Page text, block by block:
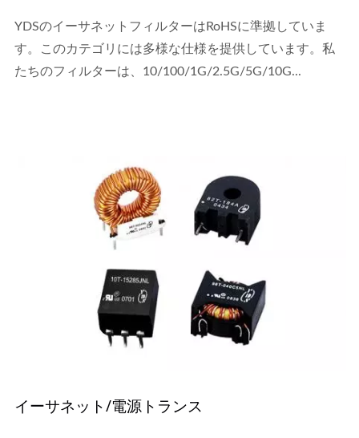
YDSのイーサネットフィルターはRoHSに準拠していま
す。このカテゴリには多様な仕様を提供しています。私
たちのフィルターは、10/100/1G/2.5G/5G/10G...
イーサネット/電源トランス